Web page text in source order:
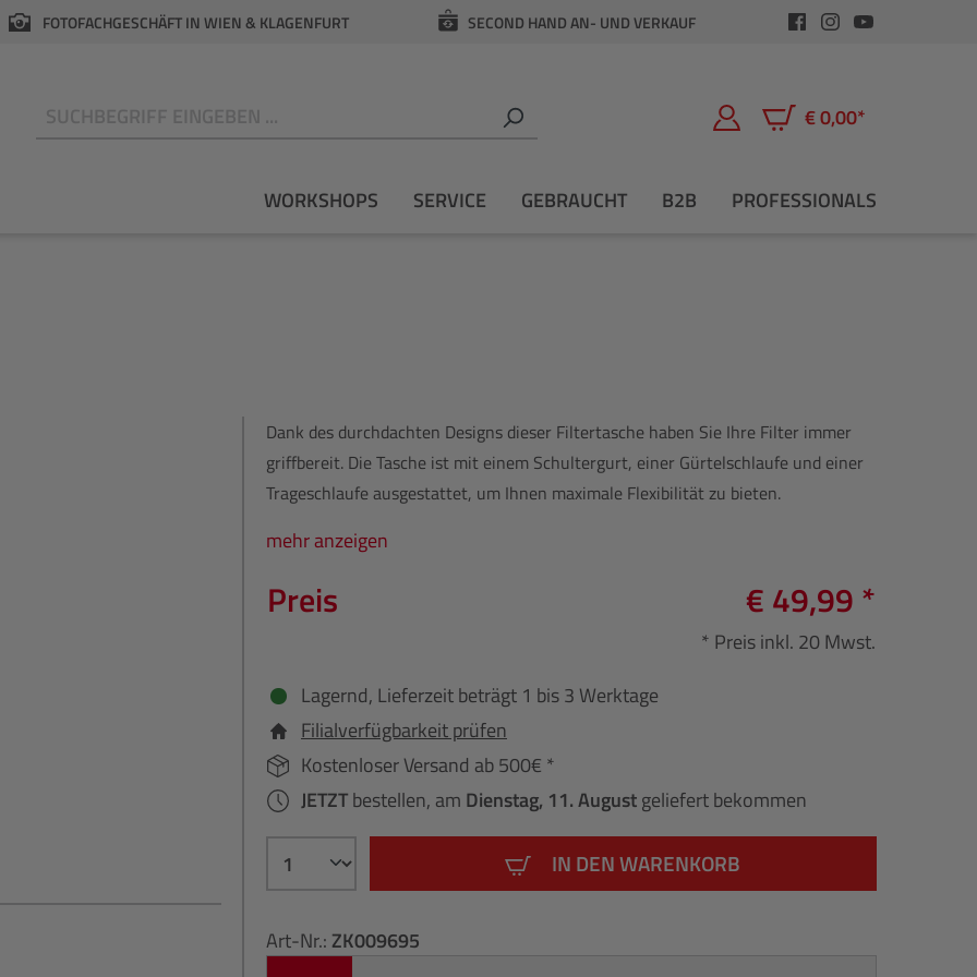
FOTOFACHGESCHÄFT IN WIEN & KLAGENFURT SECOND HAND AN- UND VERKAUF
€ 0,00*
Warenkorb enthält 0
WORKSHOPS SERVICE GEBRAUCHT B2B PROFESSIONALS
Dank des durchdachten Designs dieser Filtertasche haben Sie Ihre Filter immer
griffbereit. Die Tasche ist mit einem Schultergurt, einer Gürtelschlaufe und einer
Trageschlaufe ausgestattet, um Ihnen maximale Flexibilität zu bieten.
mehr anzeigen
Preis € 49,99 *
* Preis inkl. 20 Mwst.
Lagernd, Lieferzeit beträgt 1 bis 3 Werktage
Filialverfügbarkeit prüfen
Kostenloser Versand ab 500€ *
JETZTbestellen, am Dienstag, 11. Augustgeliefert bekommen
IN DEN WARENKORB
Art-Nr.: ZK009695